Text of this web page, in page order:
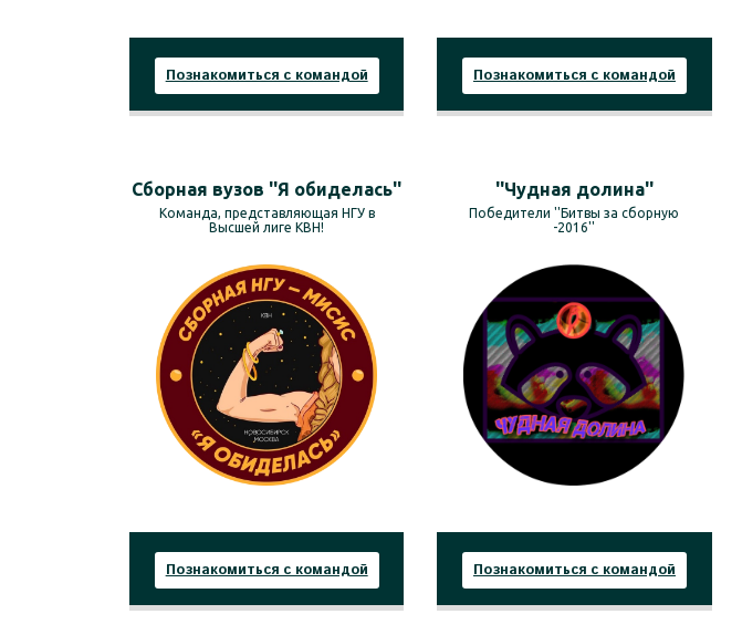
Познакомиться с командой
Сборная вузов ''Я обиделась''
Команда, представляющая НГУ в
Высшей лиге КВН!
Познакомиться с командой
Познакомиться с командой
''Чудная долина''
Победители ''Битвы за сборную
-2016''
Познакомиться с командой